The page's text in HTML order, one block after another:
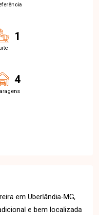
1
4
em Uberlândia-MG,
e bem localizada